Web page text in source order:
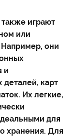
играют
или
они
и
деталей, карт
Их легкие,
для
хранения. Для